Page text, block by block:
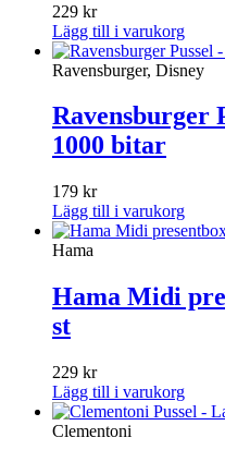
229 kr
Lägg till i varukorg
Ravensburger, Disney
Ravensburger
1000 bitar
179 kr
Lägg till i varukorg
Hama
Hama Midi
st
229 kr
Lägg till i varukorg
Clementoni